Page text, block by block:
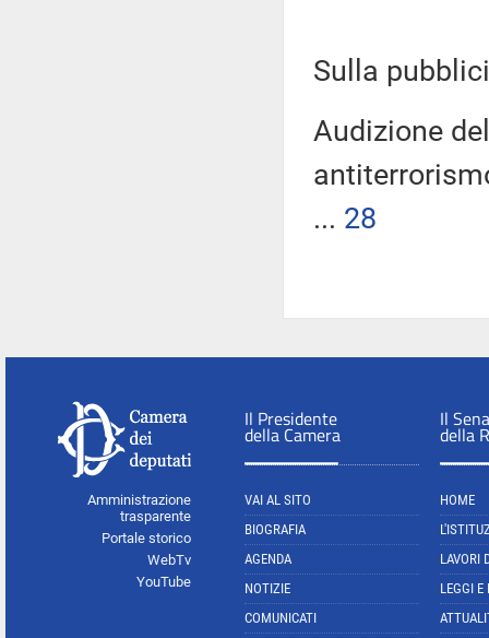
Sulla
Audizione
... 28
Amministrazione
trasparente
Portale storico
WebTv
YouTube
Il Presidente
della Camera
VAI AL SITO
BIOGRAFIA
AGENDA
NOTIZIE
COMUNICATI
Il
della
HOME
LAVORI
LEGGI E